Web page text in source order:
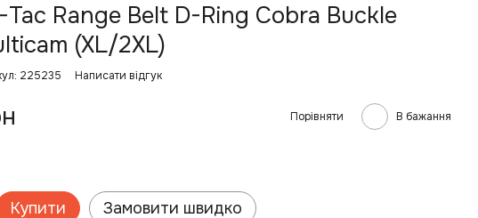
Tac Range Belt D-Ring Cobra Buckle
(XL/2XL)
225235 Написати відгук
Порівняти В бажання
Купити Замовити швидко